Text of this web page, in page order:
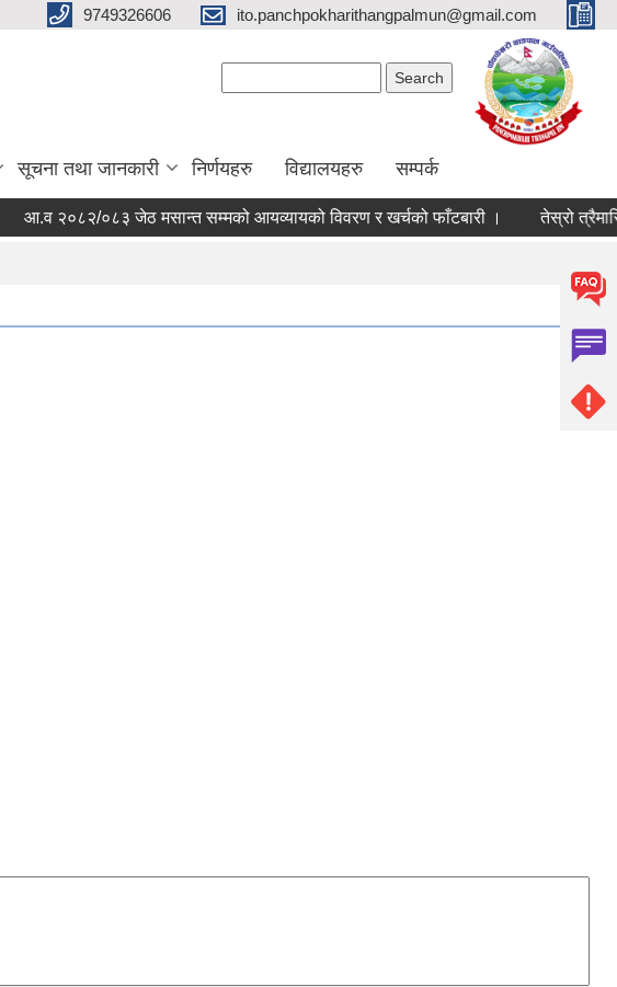
9749326606 ito.panchpokharithangpalmun@gmail.com
सूचना तथा जानकारी निर्णयहरु विद्यालयहरु सम्पर्क
२०८२/०८३ जेठ मसान्त सम्मको आयव्यायको विवरण र खर्चको फाँटबारी । तेस्रो त्रैमासिक